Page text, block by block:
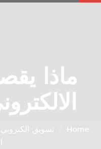
ماذا
Home تسويق الكتروني